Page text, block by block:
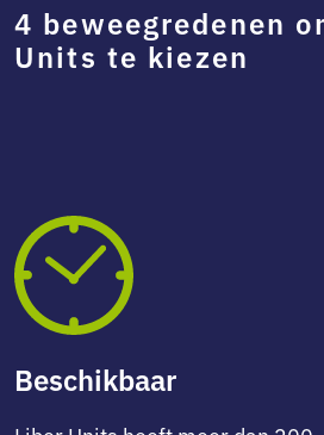
4 beweegredenen
Units te kiezen
Beschikbaar